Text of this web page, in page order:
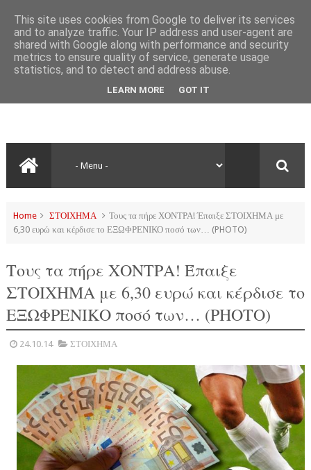
Home ΣΤΟΙΧΗΜΑ
Τους τα πήρε ΧΟΝΤΡΑ! Έπαιξε ΣΤΟΙΧΗΜΑ με
6,30 ευρώ και κέρδισε το ΕΞΩΦΡΕΝΙΚΟ ποσό των… (PHOTO)
Τους τα πήρε ΧΟΝΤΡΑ! Έπαιξε
ΣΤΟΙΧΗΜΑ με 6,30 ευρώ και κέρδισε το
ΕΞΩΦΡΕΝΙΚΟ ποσό των… (PHOTO)
24.10.14 ΣΤΟΙΧΗΜΑ
This site uses cookies from Google to deliver its services
and to analyze traffic. Your IP address and user-agent are
shared with Google along with performance and security
metrics to ensure quality of service, generate usage
statistics, and to detect and address abuse.
LEARN MORE GOT IT